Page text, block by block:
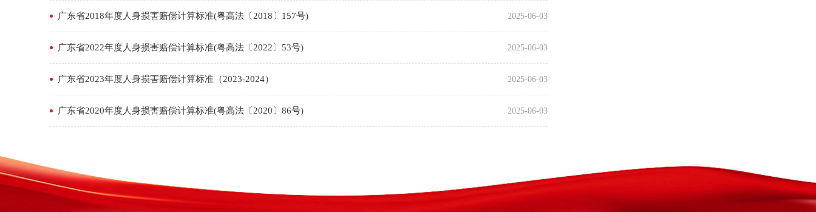
广东省2018年度人身损害赔偿计算标准(粤高法〔2018〕157号) 2025-06-03
广东省2022年度人身损害赔偿计算标准(粤高法〔2022〕53号) 2025-06-03
广东省2023年度人身损害赔偿计算标准（2023-2024） 2025-06-03
广东省2020年度人身损害赔偿计算标准(粤高法〔2020〕86号) 2025-06-03